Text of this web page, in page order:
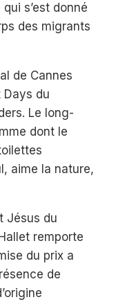
s’est donné
des migrants
de Cannes
du
Le long-
dont le
aime la nature,
Jésus du
remporte
du prix a
de